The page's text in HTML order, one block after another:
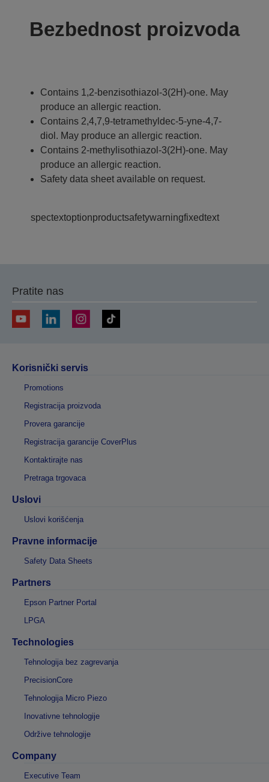
Bezbednost proizvoda
Contains 1,2-benzisothiazol-3(2H)-one. May
produce an allergic reaction.
Contains 2,4,7,9-tetramethyldec-5-yne-4,7-
diol. May produce an allergic reaction.
Contains 2-methylisothiazol-3(2H)-one. May
produce an allergic reaction.
Safety data sheet available on request.
spectextoptionproductsafetywarningfixedtext
Pratite nas
Korisnički servis
Promotions
Registracija proizvoda
Provera garancije
Registracija garancije CoverPlus
Kontaktirajte nas
Pretraga trgovaca
Uslovi
Uslovi korišćenja
Pravne informacije
Safety Data Sheets
Partners
Epson Partner Portal
LPGA
Technologies
Tehnologija bez zagrevanja
PrecisionCore
Tehnologija Micro Piezo
Inovativne tehnologije
Održive tehnologije
Company
Executive Team